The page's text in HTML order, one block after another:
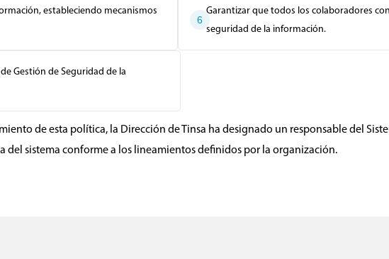
estableciendo mecanismos
6
Garantizar que todos los colaboradores
seguridad de la información.
Gestión de Seguridad de la
de esta política, la Dirección de Tinsa ha designado un responsable del
sistema conforme a los lineamientos definidos por la organización.